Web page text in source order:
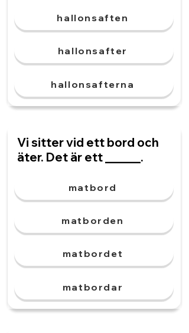
hallonsaften
hallonsafter
hallonsafterna
Vi sitter vid ett bord och
äter. Det är ett ______.
matbord
matborden
matbordet
matbordar